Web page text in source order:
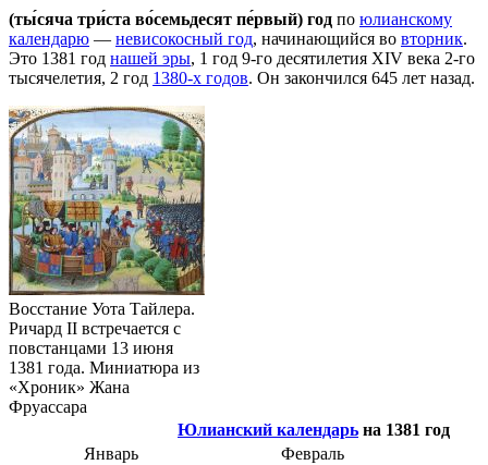
(ты́сяча три́ста во́семьдесят пе́рвый) год по юлианскому
календарю — невисокосный год, начинающийся во вторник.
Это 1381 год нашей эры, 1 год 9-го десятилетия XIV века 2-го
тысячелетия, 2 год 1380-х годов. Он закончился 645 лет назад.
Восстание Уота Тайлера.
Ричард II встречается с
повстанцами 13 июня
1381 года. Миниатюра из
«Хроник» Жана
Фруассара
Юлианский календарь на 1381 год
Январь
Февраль